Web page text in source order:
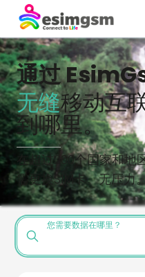
通过
无缝移动互
到哪里。
在超过200个国家和地
需更换SIM卡。无压力
您需要数据在哪里？